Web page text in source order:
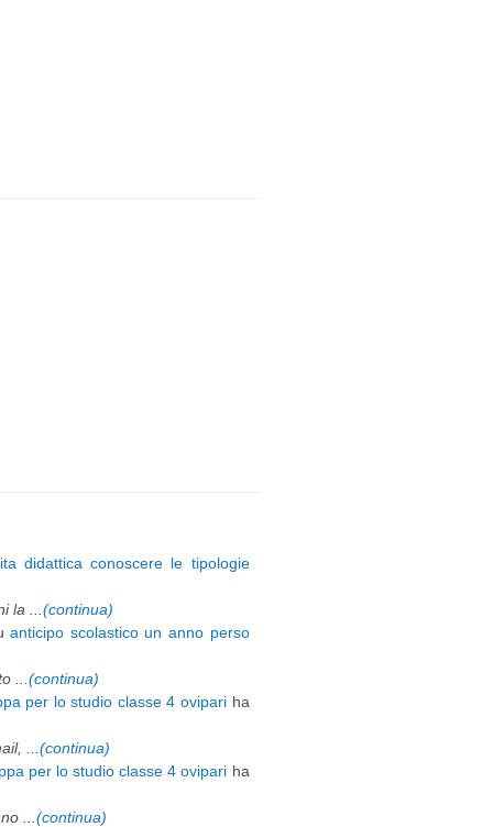
didattica conoscere le tipologie
la ... (continua)
anticipo scolastico un anno perso
... (continua)
per lo studio classe 4 ovipariha
... (continua)
per lo studio classe 4 ovipari ha
... (continua)